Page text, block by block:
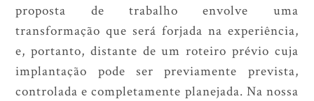
proposta de trabalho envolve uma
transformação que será forjada na experiência,
e, portanto, distante de um roteiro prévio cuja
implantação pode ser previamente prevista,
controlada e completamente planejada. Na nossa